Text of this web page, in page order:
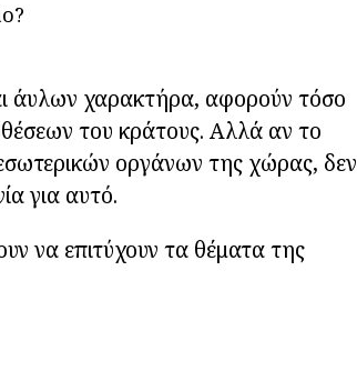
άυλων χαρακτήρα, αφορούν τόσο
του κράτους. Αλλά αν το
οργάνων της χώρας, δεν
για αυτό.
να επιτύχουν τα θέματα της